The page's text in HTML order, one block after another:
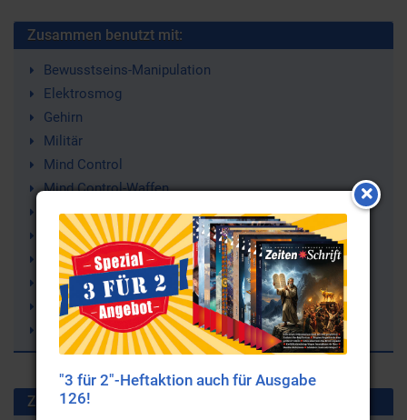
Zusammen benutzt mit:
Bewusstseins-Manipulation
Elektrosmog
Gehirn
Militär
Mind Control
Mind Control-Waffen
Resonanzeffekt
Resonanzen
ELF-Wellen
Teddybär-Signal
Schumann-Frequenz(-Resonanz)
Psychobiophysik
Zuletzt gesuchte Stichworte
"3 für 2"-Heftaktion auch für Ausgabe
126!